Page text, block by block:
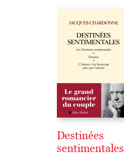
Destinées
sentimentales